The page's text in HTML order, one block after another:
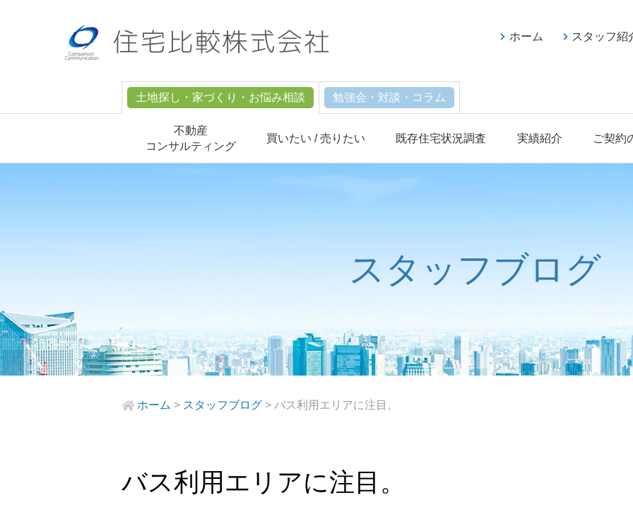
土地探し・家づくり・お悩み相談
不動産
コンサルティング
買いたい / 売りたい 既存住宅状況調査 実績紹介 ご契約
勉強会・対談・コラム
ホーム スタッフ紹
スタッフブログ
ホーム > スタッフブログ >バス利用エリアに注目。
バス利用エリアに注目。